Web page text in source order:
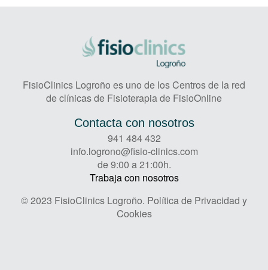
FisioClinics Logroño es uno de los Centros de la red
de clínicas de Fisioterapia de FisioOnline
Contacta con nosotros
941 484 432
info.logrono@fisio-clinics.com
de 9:00 a 21:00h.
Trabaja con nosotros
© 2023 FisioClinics Logroño. Política de Privacidad y
Cookies